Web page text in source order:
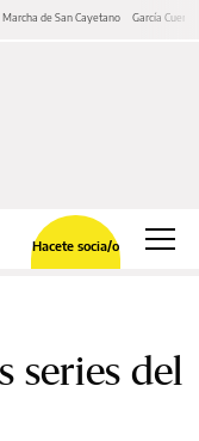
Marcha de San Cayetano García Cuerva
Hacete socia/o
series del